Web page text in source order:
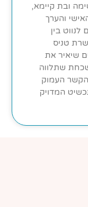
ובת קיימא,
והערך
בין
טניס
שיאיר את
שתלווה
העמוק
המדויק